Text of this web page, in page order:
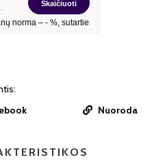
Nuoroda